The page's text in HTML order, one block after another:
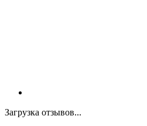
Загрузка отзывов...